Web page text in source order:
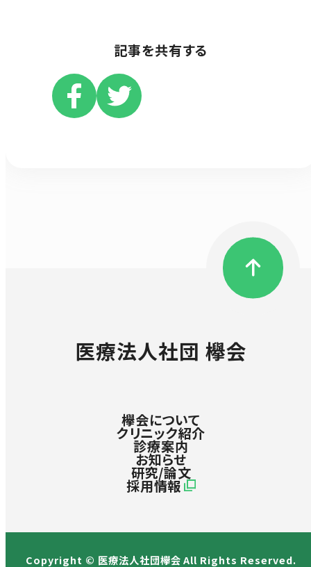
記事を共有する
医療法人社団 欅会
欅会について
クリニック紹介
診療案内
お知らせ
研究/論文
採用情報
Copyright © 医療法人社団欅会 All Rights Reserved.